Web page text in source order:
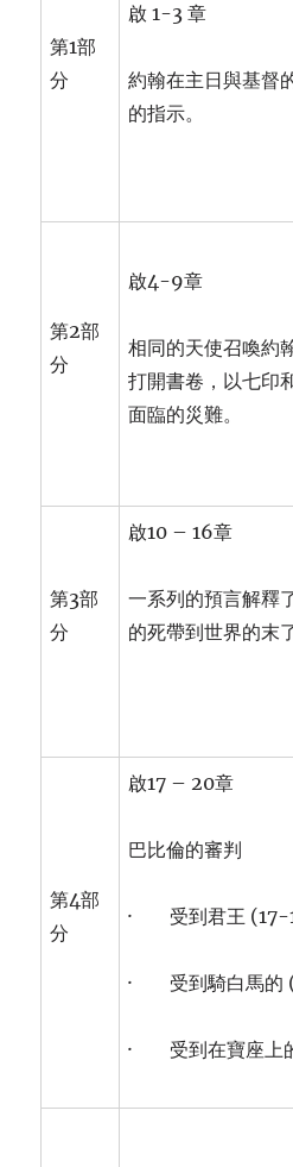
第1部
分
啟 1-3 章
約翰在主日與基督
的指示。
第2部
分
啟4-9章
相同的天使召喚約
打開書卷，以七印
面臨的災難。
第3部
分
啟10 – 16章
一系列的預言解釋
的死帶到世界的末了
第4部
分
啟17 – 20章
巴比倫的審判
· 受到君王 (17-
· 受到騎白馬的
· 受到在寶座上